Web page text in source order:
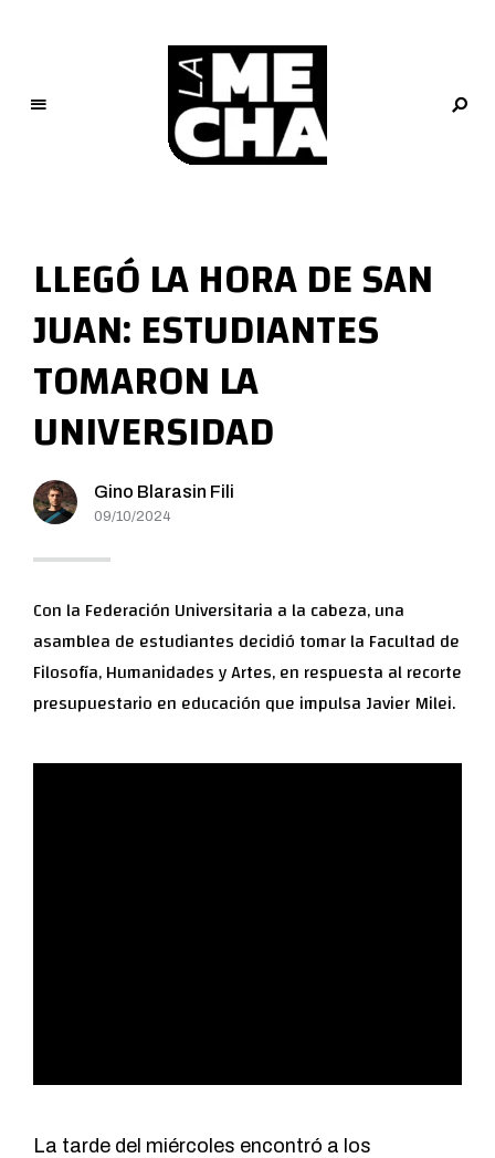
M
e
c
h
a
PERIODISMO DIGITAL
LLEGÓ LA HORA DE SAN
JUAN: ESTUDIANTES
TOMARON LA
UNIVERSIDAD
Gino Blarasin Fili
09/10/2024
Con la Federación Universitaria a la cabeza, una
asamblea de estudiantes decidió tomar la Facultad de
Filosofía, Humanidades y Artes, en respuesta al recorte
presupuestario en educación que impulsa Javier Milei.
La tarde del miércoles encontró a los